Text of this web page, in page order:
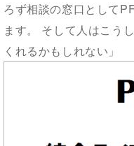
ろず相談の窓口として
ます。 そして人はこう
くれるかもしれない」